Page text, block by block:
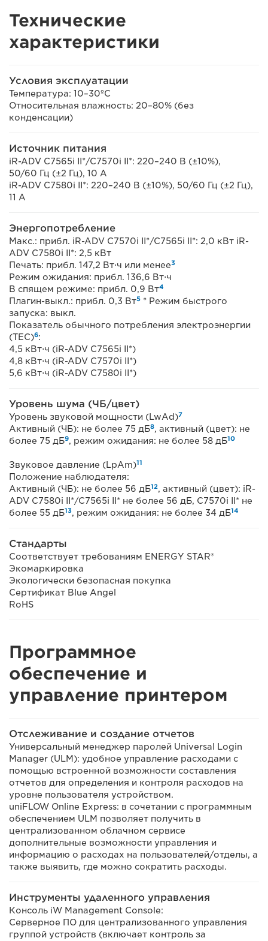
Технические
характеристики
Условия эксплуатации
Температура: 10–30ºC
Относительная влажность: 20–80% (без
конденсации)
Источник питания
iR-ADV C7565i II*/C7570i II*: 220–240 В (±10%),
50/60 Гц (±2 Гц), 10 А
iR-ADV C7580i II*: 220–240 В (±10%), 50/60 Гц (±2 Гц),
11 А
Энергопотребление
Макс.: прибл. iR-ADV C7570i II*/C7565i II*: 2,0 кВт iR-
ADV C7580i II*: 2,5 кВт
Печать: прибл. 147,2 Вт⋅ч или менее3
Режим ожидания: прибл. 136,6 Вт⋅ч
В спящем режиме: прибл. 0,9 Вт4
Плагин-выкл.: прибл. 0,3 Вт5 * Режим быстрого
запуска: выкл.
Показатель обычного потребления электроэнергии
(TEC)6:
4,5 кВт⋅ч (iR-ADV C7565i II*)
4,8 кВт⋅ч (iR-ADV C7570i II*)
5,6 кВт⋅ч (iR-ADV C7580i II*)
Уровень шума (ЧБ/цвет)
Уровень звуковой мощности (LwAd)7
Активный (ЧБ): не более 75 дБ8, активный (цвет): не
более 75 дБ9, режим ожидания: не более 58 дБ10
Звуковое давление (LpAm)11
Положение наблюдателя:
Активный (ЧБ): не более 56 дБ12, активный (цвет): iR-
ADV C7580i II*/C7565i II* не более 56 дБ, C7570i II* не
более 55 дБ13, режим ожидания: не более 34 дБ14
Стандарты
Соответствует требованиям ENERGY STAR®
Экомаркировка
Экологически безопасная покупка
Сертификат Blue Angel
RoHS
Программное
обеспечение и
управление принтером
Отслеживание и создание отчетов
Универсальный менеджер паролей Universal Login
Manager (ULM): удобное управление расходами с
помощью встроенной возможности составления
отчетов для определения и контроля расходов на
уровне пользователя устройством.
uniFLOW Online Express: в сочетании с программным
обеспечением ULM позволяет получить в
централизованном облачном сервисе
дополнительные возможности управления и
информацию о расходах на пользователей/отделы, а
также выявить, где можно сократить расходы.
Инструменты удаленного управления
Консоль iW Management Console:
Серверное ПО для централизованного управления
группой устройств (включает контроль за